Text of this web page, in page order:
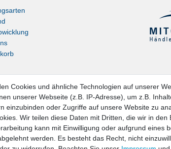
Cookies und ähnliche Technologien auf unserer
unserer Webseite (z.B. IP-Adresse), um z.B.
einzubinden oder Zugriffe auf unsere Website zu
Wir teilen diese Daten mit Dritten, die wir in den
kann mit Einwilligung oder aufgrund eines
werden. Es besteht das Recht, nicht